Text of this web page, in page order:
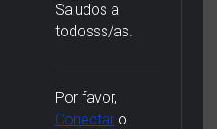
Saludos a
todosss/as.
Por favor,
Conectar o